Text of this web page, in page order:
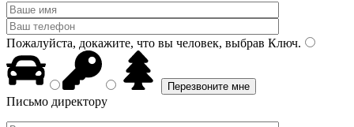
Пожалуйста, докажите, что вы человек, выбрав Ключ.
Письмо директору